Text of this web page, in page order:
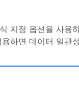
지정 옵션을 사용
하면 데이터 일관